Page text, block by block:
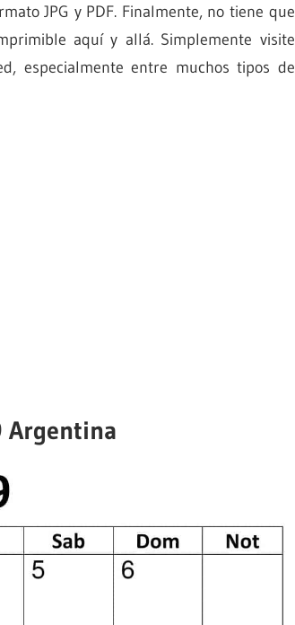
JPG y PDF. Finalmente, no tiene que
aquí y allá. Simplemente visite
especialmente entre muchos tipos de
Argentina